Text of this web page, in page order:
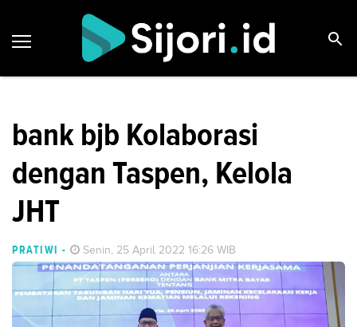
bank bjb Kolaborasi
dengan Taspen, Kelola
JHT
PRATIWI - Senin, 25 April 2022 16:26 WIB